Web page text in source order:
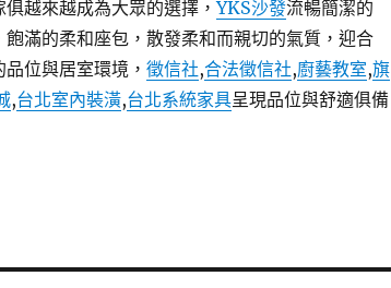
越來越成為大眾的選擇，YKS沙發流暢簡潔的
滿的柔和座包，散發柔和而親切的氣質，迎合
位與居室環境， 徵信社,合法徵信社,廚藝教室,旗
,台北室內裝潢,台北系統家具呈現品位與舒適俱備